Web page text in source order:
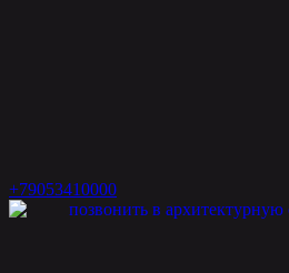
+79053410000